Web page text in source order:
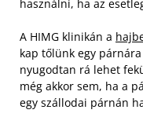
használni, ha az
A HIMG klinikán a
kap tőlünk egy
nyugodtan rá lehet
még akkor sem, ha a
egy szállodai párnán